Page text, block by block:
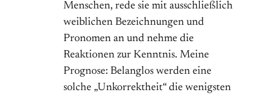
Menschen, rede sie mit ausschließlich
weiblichen Bezeichnungen und
Pronomen an und nehme die
Reaktionen zur Kenntnis. Meine
Prognose: Belanglos werden eine
solche „Unkorrektheit“ die wenigsten